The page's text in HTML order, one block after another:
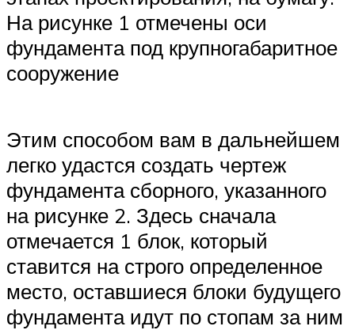
На рисунке 1 отмечены оси
фундамента под крупногабаритное
сооружение
Этим способом вам в дальнейшем
легко удастся создать чертеж
фундамента сборного, указанного
на рисунке 2. Здесь сначала
отмечается 1 блок, который
ставится на строго определенное
место, оставшиеся блоки будущего
фундамента идут по стопам за ним